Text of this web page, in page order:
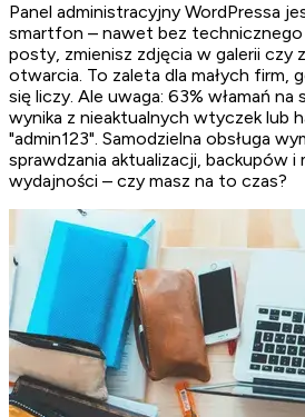
Panel administracyjny WordPressa
smartfon – nawet bez
posty, zmienisz zdjęcia w galerii czy
otwarcia. To zaleta dla małych firm,
się liczy. Ale uwaga: 63% włamań na
wynika z nieaktualnych wtyczek lub
"admin123". Samodzielna obsługa
sprawdzania aktualizacji, backupów
wydajności – czy masz na to czas?